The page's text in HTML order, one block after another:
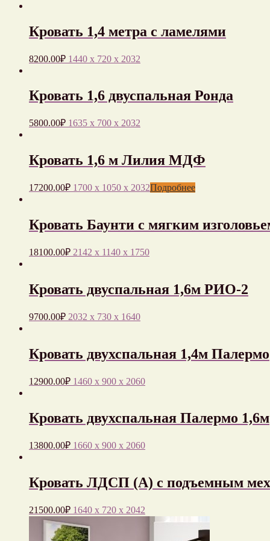
Кровать 1,4 метра с ламелями
8200.00₽ 1440 x 720 x 2032
Кровать 1,6 двуспальная Ронда
5800.00₽ 1635 x 700 x 2032
Кровать 1,6 м Лилия МДФ
17200.00₽ 1700 x 1050 x 2032Подробнее
Кровать Баунти с мягким
18100.00₽ 2142 x 1140 x 1750
Кровать двуспальная 1,6м РИО-2
9700.00₽ 2032 x 730 x 1640
Кровать двухспальная 1,4м Палермо
12900.00₽ 1460 x 900 x 2060
Кровать двухспальная Палермо 1,6м
13800.00₽ 1660 x 900 x 2060
Кровать ЛДСП (А) с подъемным
21500.00₽ 1640 x 720 x 2042